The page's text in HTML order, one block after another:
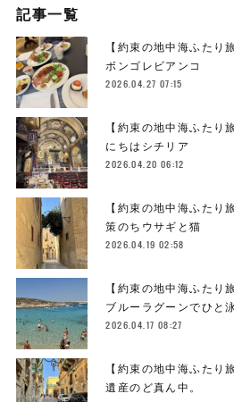
記事一覧
【約束の地中海ふた
ボンゴレビアンコ
2026.04.27 07:15
【約束の地中海ふた
にちはシチリア
2026.04.20 06:12
【約束の地中海ふた
策のちウサギと猫
2026.04.19 02:58
【約束の地中海ふた
ブルーラグーンでひと
2026.04.17 08:27
【約束の地中海ふた
遺産のど真ん中。